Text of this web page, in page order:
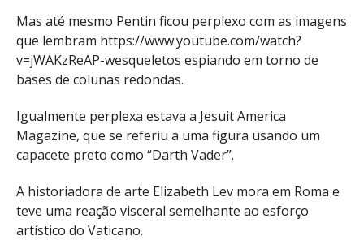
Mas até mesmo Pentin ficou perplexo com as imagens
que lembram https://www.youtube.com/watch?
v=jWAKzReAP-wesqueletos espiando em torno de
bases de colunas redondas.
Igualmente perplexa estava a Jesuit America
Magazine, que se referiu a uma figura usando um
capacete preto como “Darth Vader”.
A historiadora de arte Elizabeth Lev mora em Roma e
teve uma reação visceral semelhante ao esforço
artístico do Vaticano.